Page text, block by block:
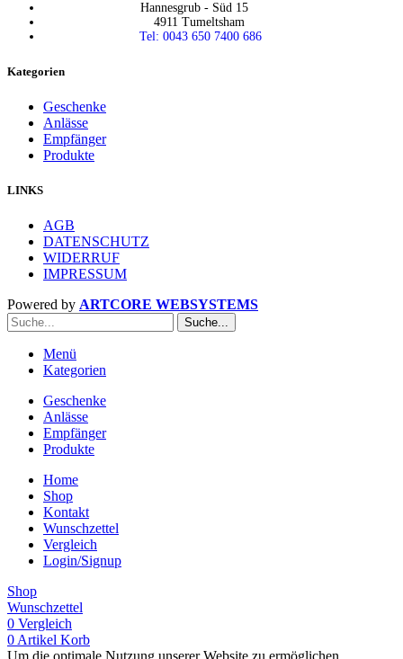
Hannesgrub - Süd 15
4911 Tumeltsham
Tel: 0043 650 7400 686
Kategorien
Geschenke
Anlässe
Empfänger
Produkte
LINKS
AGB
DATENSCHUTZ
WIDERRUF
IMPRESSUM
Powered by ARTCORE WEBSYSTEMS
Suche...
Menü
Kategorien
Geschenke
Anlässe
Empfänger
Produkte
Home
Shop
Kontakt
Wunschzettel
Vergleich
Login/Signup
Shop
Wunschzettel
0 Vergleich
0 Artikel Korb